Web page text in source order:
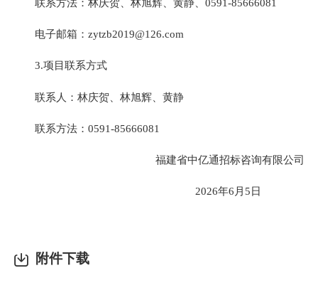
电子邮箱：zytzb2019@126.com
3.项目联系方式
联系人：林庆贺、林旭辉、黄静
联系方法：0591-85666081
福建省中亿通招标咨询有限公司
2026年6月5日
附件下载